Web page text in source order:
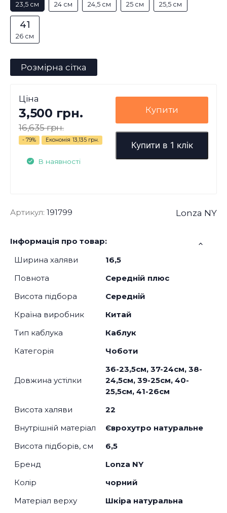
23,5 см 24 см 24,5 см 25 см 25,5 см
41
26 см
Розмірна сітка
Ціна
3,500 грн.
16,635 грн.
- 79% Економія 13,135 грн.
В наявності
Купити
Купити в 1 клік
Артикул: 191799 Lonza NY
Інформація про товар:
Ширина халяви
16,5
Повнота
Середній плюс
Висота підбора
Середній
Країна виробник
Китай
Тип каблука
Каблук
Категорія
Чоботи
Довжина устілки
36-23,5см, 37-24см, 38-
24,5см, 39-25см, 40-
25,5см, 41-26см
Висота халяви
22
Внутрішній матеріал
Єврохутро натуральне
Висота підборів, см
6,5
Бренд
Lonza NY
Колір
чорний
Матеріал верху
Шкіра натуральна